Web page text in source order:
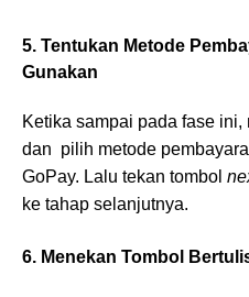
5. Tentukan Metode
Gunakan
Ketika sampai pada fase
dan pilih metode
GoPay. Lalu tekan tombol
ke tahap selanjutnya.
6. Menekan Tombol